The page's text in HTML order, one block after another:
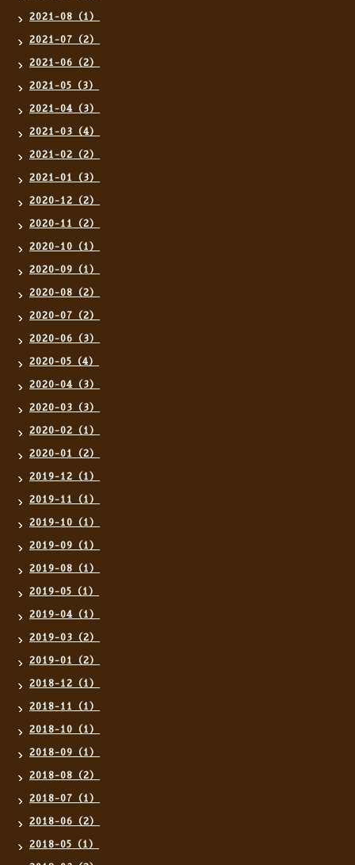
2021-08（1）
2021-07（2）
2021-06（2）
2021-05（3）
2021-04（3）
2021-03（4）
2021-02（2）
2021-01（3）
2020-12（2）
2020-11（2）
2020-10（1）
2020-09（1）
2020-08（2）
2020-07（2）
2020-06（3）
2020-05（4）
2020-04（3）
2020-03（3）
2020-02（1）
2020-01（2）
2019-12（1）
2019-11（1）
2019-10（1）
2019-09（1）
2019-08（1）
2019-05（1）
2019-04（1）
2019-03（2）
2019-01（2）
2018-12（1）
2018-11（1）
2018-10（1）
2018-09（1）
2018-08（2）
2018-07（1）
2018-06（2）
2018-05（1）